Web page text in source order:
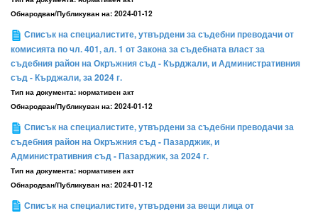
Обнародван/Публикуван на: 2024-01-12
Списък на специалистите, утвърдени за съдебни преводачи от
комисията по чл. 401, ал. 1 от Закона за съдебната власт за
съдебния район на Окръжния съд - Кърджали, и Административния
съд - Кърджали, за 2024 г.
Тип на документа: нормативен акт
Обнародван/Публикуван на: 2024-01-12
Списък на специалистите, утвърдени за съдебни преводачи за
съдебния район на Окръжния съд - Пазарджик, и
Административния съд - Пазарджик, за 2024 г.
Тип на документа: нормативен акт
Обнародван/Публикуван на: 2024-01-12
Списък на специалистите, утвърдени за вещи лица от